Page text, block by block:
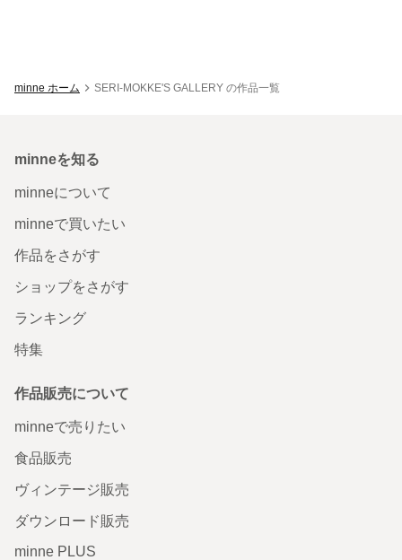
minne ホーム SERI-MOKKE'S GALLERY の作品一覧
minneを知る
minneについて
minneで買いたい
作品をさがす
ショップをさがす
ランキング
特集
作品販売について
minneで売りたい
食品販売
ヴィンテージ販売
ダウンロード販売
minne PLUS